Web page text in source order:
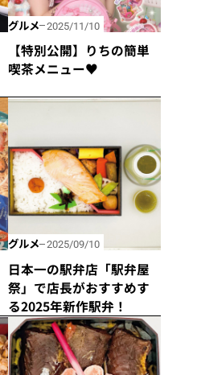
グルメ 2025/11/10
【特別公開】りちの簡単
喫茶メニュー♥
グルメ 2025/09/10
日本一の駅弁店「駅弁屋
祭」で店長がおすすめす
る2025年新作駅弁！